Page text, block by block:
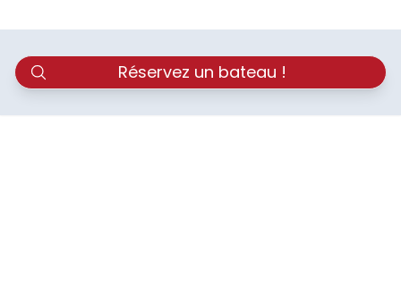
Réservez un bateau !